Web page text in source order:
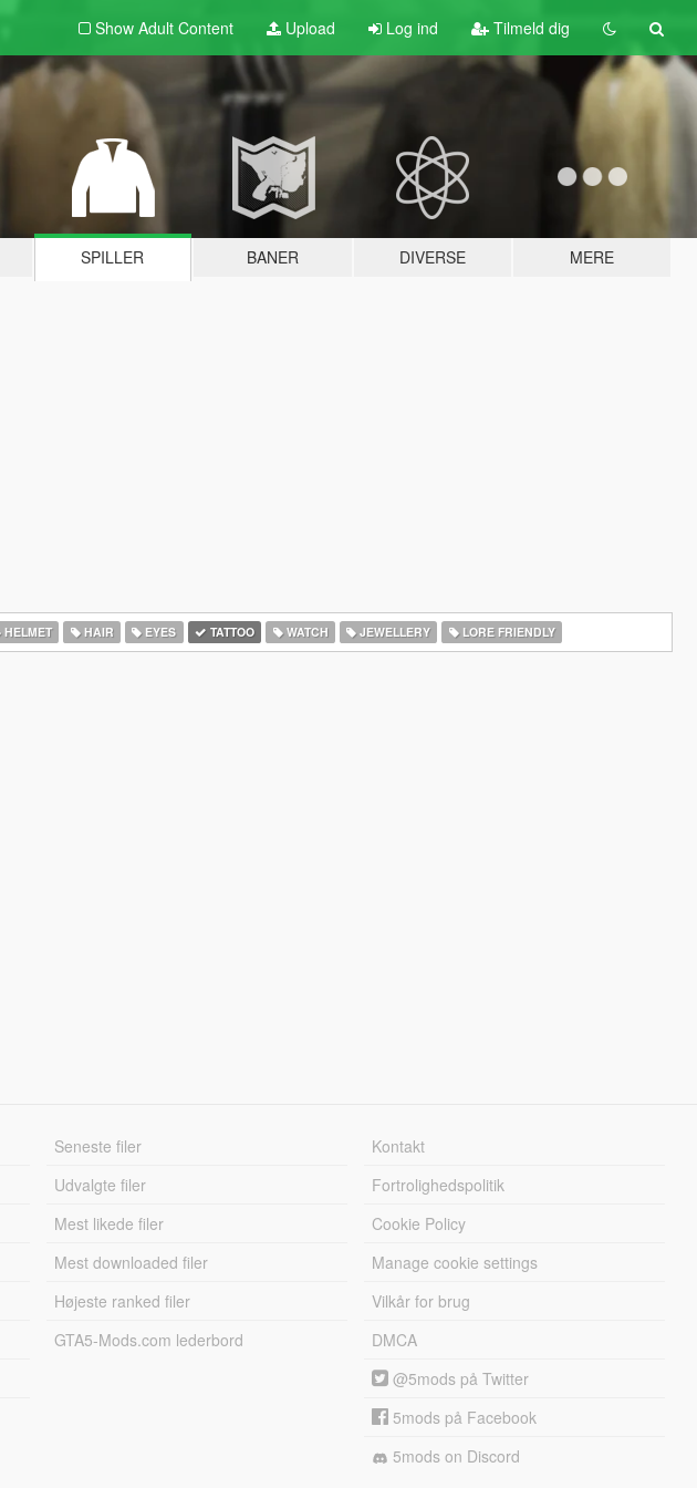
Show Adult Content Upload Log ind Tilmeld dig
SPILLER BANER DIVERSE MERE
HELMET HAIR EYES TATTOO WATCH JEWELLERY LORE FRIENDLY
Seneste filer
Udvalgte filer
Mest likede filer
Mest downloaded filer
Højeste ranked filer
GTA5-Mods.com lederbord
Kontakt
Fortrolighedspolitik
Cookie Policy
Manage cookie settings
Vilkår for brug
DMCA
@5mods på Twitter
5mods på Facebook
5mods on Discord